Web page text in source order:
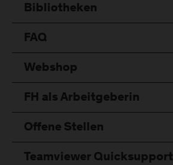
Bibliotheken
FAQ
Webshop
FH als Arbeitgeberin
Offene Stellen
Teamviewer Quicksupport